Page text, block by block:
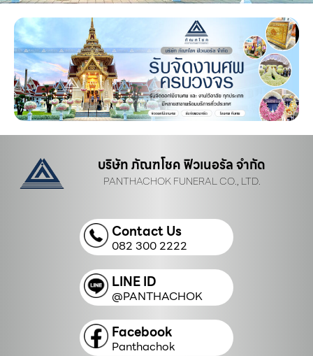
บริษัท ภัณฑโชค ฟิวเนอรัล จำกัด
PANTHACHOK FUNERAL CO., LTD.
Contact Us
082 300 2222
LINE ID
@PANTHACHOK
Facebook
Panthachok